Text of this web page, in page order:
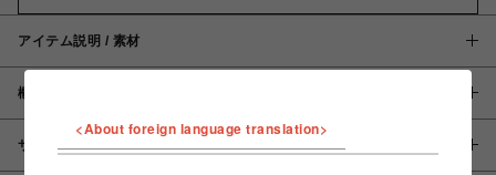
アイテム説明 / 素材
概要
サイズ
<About foreign language translation>